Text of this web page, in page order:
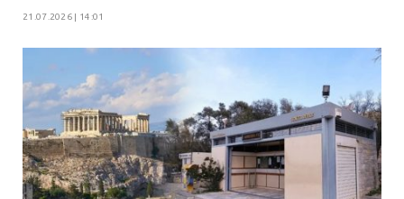
21.07.2026 | 14:01